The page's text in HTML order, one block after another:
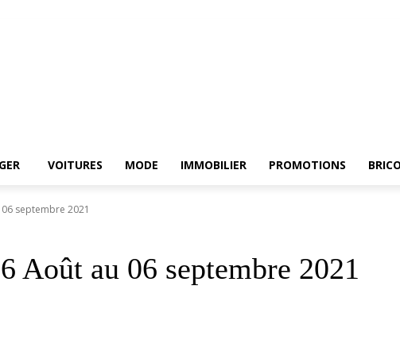
VOITURES MODE IMMOBILIER PROMOTIONS
septembre 2021
Août au 06 septembre 2021